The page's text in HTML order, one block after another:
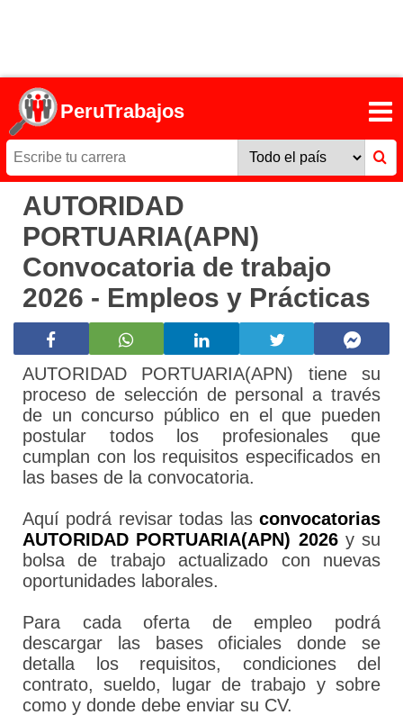
PeruTrabajos
AUTORIDAD
PORTUARIA(APN)
Convocatoria de trabajo
2026 - Empleos y Prácticas
AUTORIDAD PORTUARIA(APN) tiene su
proceso de selección de personal a través
de un concurso público en el que pueden
postular todos los profesionales que
cumplan con los requisitos especificados en
las bases de la convocatoria.
Aquí podrá revisar todas las convocatorias
AUTORIDAD PORTUARIA(APN) 2026y su
bolsa de trabajo actualizado con nuevas
oportunidades laborales.
Para cada oferta de empleo podrá
descargar las bases oficiales donde se
detalla los requisitos, condiciones del
contrato, sueldo, lugar de trabajo y sobre
como y donde debe enviar su CV.